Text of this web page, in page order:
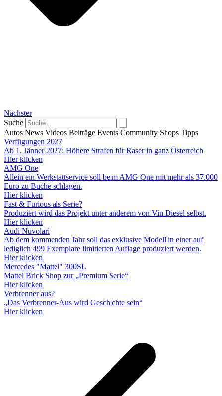
Nächster
Suche
Autos News Videos Beiträge Events Community Shops Tipps
Verfügungen 2027
Ab 1. Jänner 2027: Höhere Strafen für Raser in ganz Österreich
Hier klicken
AMG One
Allein ein Werkstattservice soll beim AMG One mit mehr als 37.000
Euro zu Buche schlagen.
Hier klicken
Fast & Furious als Serie?
Produziert wird das Projekt unter anderem von Vin Diesel selbst.
Hier klicken
Audi Nuvolari
Ab dem kommenden Jahr soll das exklusive Modell in einer auf
lediglich 499 Exemplare limitierten Auflage produziert werden.
Hier klicken
Mercedes "Mattel" 300SL
Mattel Brick Shop zur „Premium Serie“
Hier klicken
Verbrenner aus?
„Das Verbrenner-Aus wird Geschichte sein“
Hier klicken